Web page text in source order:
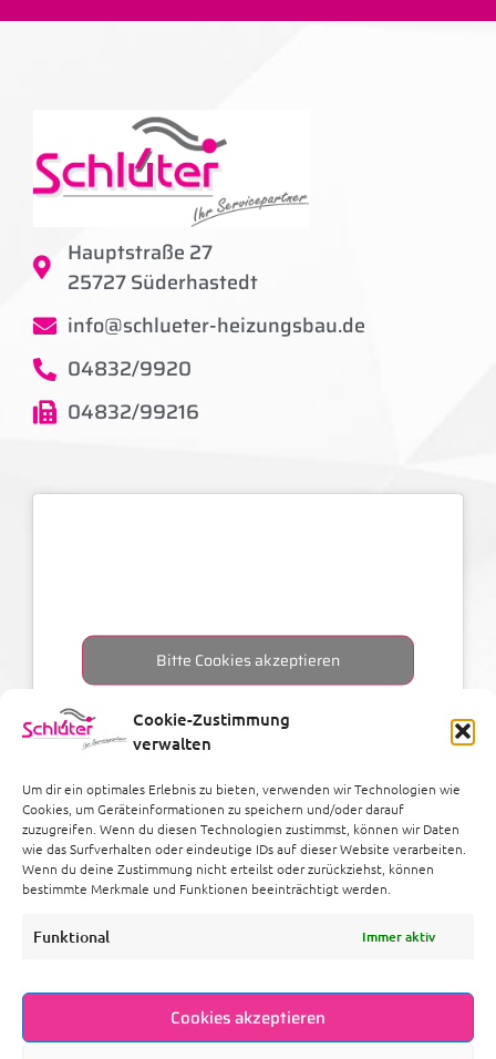
Cookie-Zustimmung
verwalten
Um dir ein optimales Erlebnis zu bieten, verwenden wir Technologien wie
Cookies, um Geräteinformationen zu speichern und/oder darauf
zuzugreifen. Wenn du diesen Technologien zustimmst, können wir Daten
wie das Surfverhalten oder eindeutige IDs auf dieser Website verarbeiten.
Wenn du deine Zustimmung nicht erteilst oder zurückziehst, können
bestimmte Merkmale und Funktionen beeinträchtigt werden.
Funktional Immer aktiv
Cookies akzeptieren
Hauptstraße 27
25727 Süderhastedt
info@schlueter-heizungsbau.de
04832/9920
04832/99216
Bitte Cookies akzeptieren
Links